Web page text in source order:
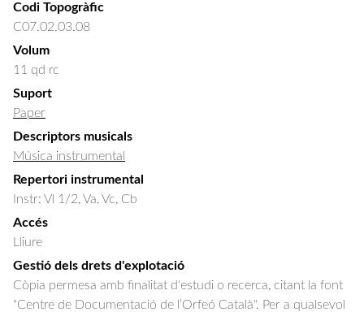
Codi Topogràfic
C07.02.03.08
Volum
11 qd rc
Suport
Paper
Descriptors musicals
Música instrumental
Repertori instrumental
Instr: Vl 1/2, Va, Vc, Cb
Accés
Lliure
Gestió dels drets d'explotació
Còpia permesa amb finalitat d'estudi o recerca, citant la font
"Centre de Documentació de l’Orfeó Català". Per a qualsevol